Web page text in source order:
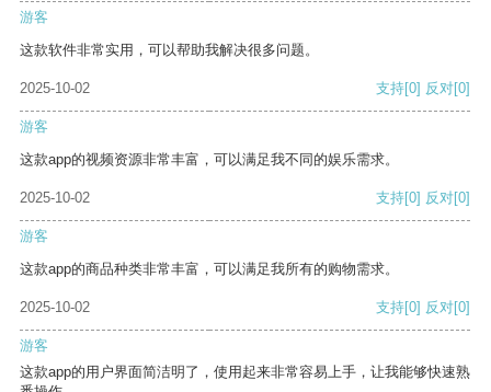
游客
这款软件非常实用，可以帮助我解决很多问题。
2025-10-02 支持[0] 反对[0]
游客
这款app的视频资源非常丰富，可以满足我不同的娱乐需求。
2025-10-02 支持[0] 反对[0]
游客
这款app的商品种类非常丰富，可以满足我所有的购物需求。
2025-10-02 支持[0] 反对[0]
游客
这款app的用户界面简洁明了，使用起来非常容易上手，让我能够快速熟